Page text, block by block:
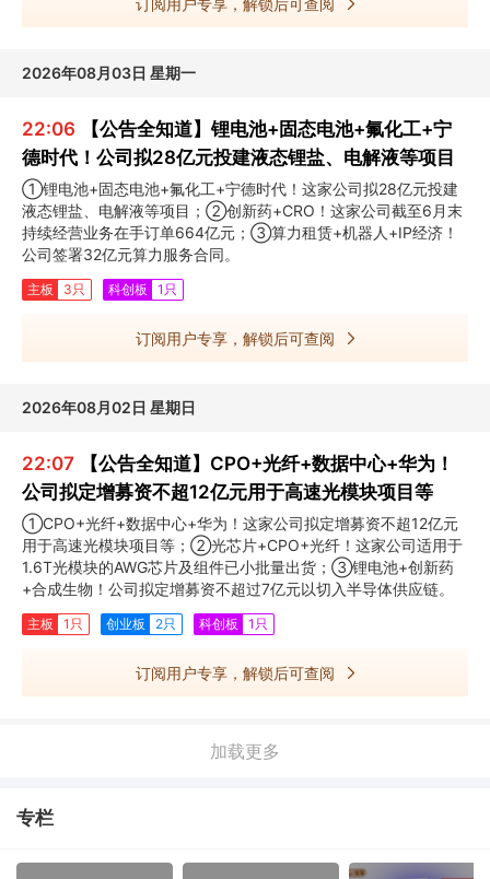
2026年08月03日 星期一
22:06
【公告全知道】锂电池+固态电池+氟化工+宁
德时代！公司拟28亿元投建液态锂盐、电解液等项目
①锂电池+固态电池+氟化工+宁德时代！这家公司拟28亿元投建
液态锂盐、电解液等项目；②创新药+CRO！这家公司截至6月末
持续经营业务在手订单664亿元；③算力租赁+机器人+IP经济！
公司签署32亿元算力服务合同。
主板 3只 科创板 1只
订阅用户专享，解锁后可查阅
2026年08月02日 星期日
22:07
【公告全知道】CPO+光纤+数据中心+华为！
公司拟定增募资不超12亿元用于高速光模块项目等
①CPO+光纤+数据中心+华为！这家公司拟定增募资不超12亿元
用于高速光模块项目等；②光芯片+CPO+光纤！这家公司适用于
1.6T光模块的AWG芯片及组件已小批量出货；③锂电池+创新药
+合成生物！公司拟定增募资不超过7亿元以切入半导体供应链。
主板 1只 创业板 2只 科创板 1只
订阅用户专享，解锁后可查阅
加载更多
专栏